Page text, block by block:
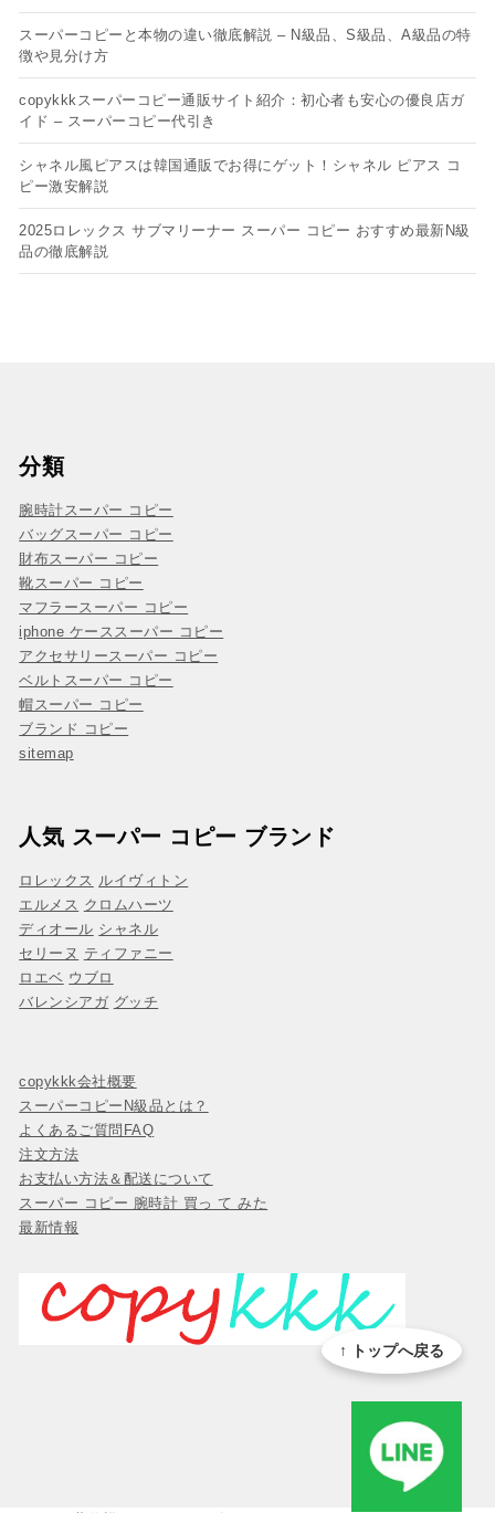
スーパーコピーと本物の違い徹底解説 – N級品、S級品、A級品の特
徴や見分け方
copykkkスーパーコピー通販サイト紹介：初心者も安心の優良店ガ
イド – スーパーコピー代引き
シャネル風ピアスは韓国通販でお得にゲット！シャネル ピアス コ
ピー​激安解説
2025ロレックス サブマリーナー スーパー コピー おすすめ最新N級
品の徹底解説
分類
腕時計スーパー コピー
バッグスーパー コピー
財布スーパー コピー
靴スーパー コピー
マフラースーパー コピー
iphone ケーススーパー コピー
アクセサリースーパー コピー
ベルトスーパー コピー
帽スーパー コピー
ブランド コピー
sitemap
人気 スーパー コピー ブランド
ロレックス ルイヴィトン
エルメス クロムハーツ
ディオール シャネル
セリーヌ ティファニー
ロエベ ウブロ
バレンシアガ グッチ
copykkk会社概要
スーパーコピーN級品とは？
よくあるご質問FAQ
注文方法
お支払い方法＆配送について
スーパー コピー 腕時計 買っ て みた
最新情報
↑ トップへ戻る